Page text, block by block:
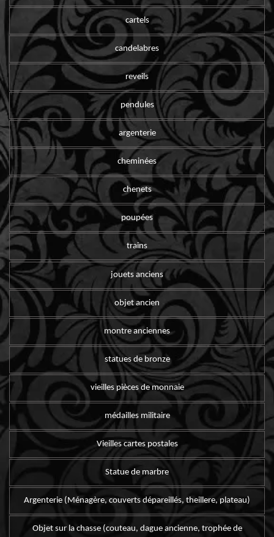
cartels
candelabres
reveils
pendules
argenterie
cheminées
chenets
poupées
trains
jouets anciens
objet ancien
montre anciennes
statues de bronze
vieilles pièces de monnaie
médailles militaire
Vieilles cartes postales
Statue de marbre
Argenterie (Ménagère, couverts dépareillés, theillere, plateau)
Objet sur la chasse (couteau, dague ancienne, trophée de